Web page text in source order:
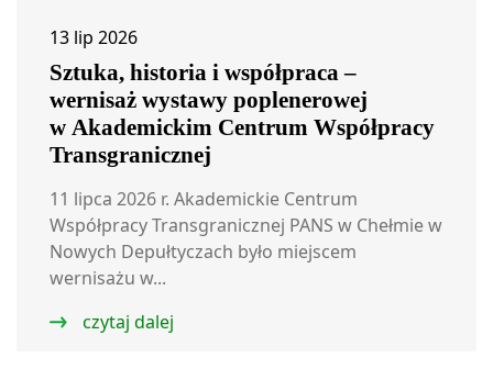
13 lip 2026
Sztuka, historia i współpraca –
wernisaż wystawy poplenerowej
w Akademickim Centrum Współpracy
Transgranicznej
11 lipca 2026 r. Akademickie Centrum
Współpracy Transgranicznej PANS w Chełmie w
Nowych Depułtyczach było miejscem
wernisażu w...
czytaj dalej